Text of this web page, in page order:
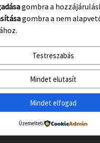
Instagram
Nonprofit Kft.– All
– Designed with theCustomizr
gombra a
gombra a nem
Testreszabás
Mindet elutasít
Mindet elfogad
Üzemelteti